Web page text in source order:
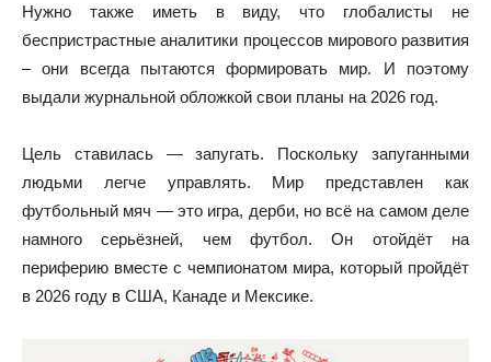
Нужно также иметь в виду, что глобалисты не
беспристрастные аналитики процессов мирового развития
– они всегда пытаются формировать мир. И поэтому
выдали журнальной обложкой свои планы на 2026 год.
Цель ставилась — запугать. Поскольку запуганными
людьми легче управлять. Мир представлен как
футбольный мяч — это игра, дерби, но всё на самом деле
намного серьёзней, чем футбол. Он отойдёт на
периферию вместе с чемпионатом мира, который пройдёт
в 2026 году в США, Канаде и Мексике.